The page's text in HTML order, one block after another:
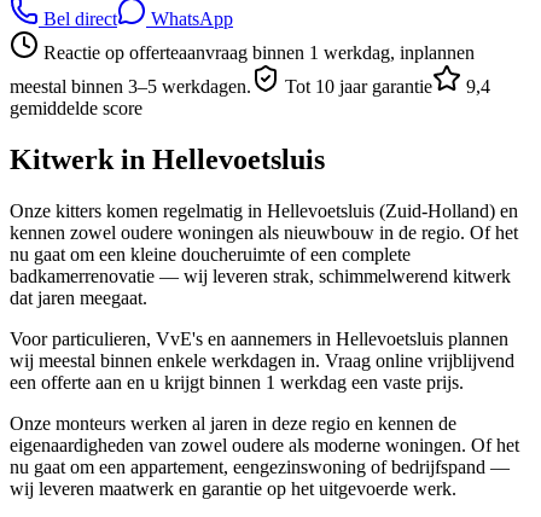
Bel direct
WhatsApp
Reactie op offerteaanvraag binnen 1 werkdag, inplannen
meestal binnen 3–5 werkdagen.
Tot 10 jaar garantie
9,4
gemiddelde score
Kitwerk in Hellevoetsluis
Onze kitters komen regelmatig in Hellevoetsluis (Zuid-Holland) en
kennen zowel oudere woningen als nieuwbouw in de regio. Of het
nu gaat om een kleine doucheruimte of een complete
badkamerrenovatie — wij leveren strak, schimmelwerend kitwerk
dat jaren meegaat.
Voor particulieren, VvE's en aannemers in Hellevoetsluis plannen
wij meestal binnen enkele werkdagen in. Vraag online vrijblijvend
een offerte aan en u krijgt binnen 1 werkdag een vaste prijs.
Onze monteurs werken al jaren in deze regio en kennen de
eigenaardigheden van zowel oudere als moderne woningen. Of het
nu gaat om een appartement, eengezinswoning of bedrijfspand —
wij leveren maatwerk en garantie op het uitgevoerde werk.